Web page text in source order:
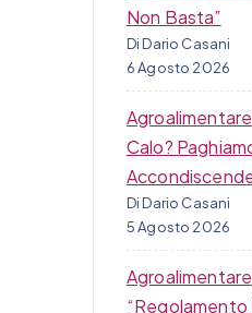
Non Basta”
Di Dario Casani
6 Agosto 2026
Calo?
Di Dario Casani
5 Agosto 2026
“Regolamento